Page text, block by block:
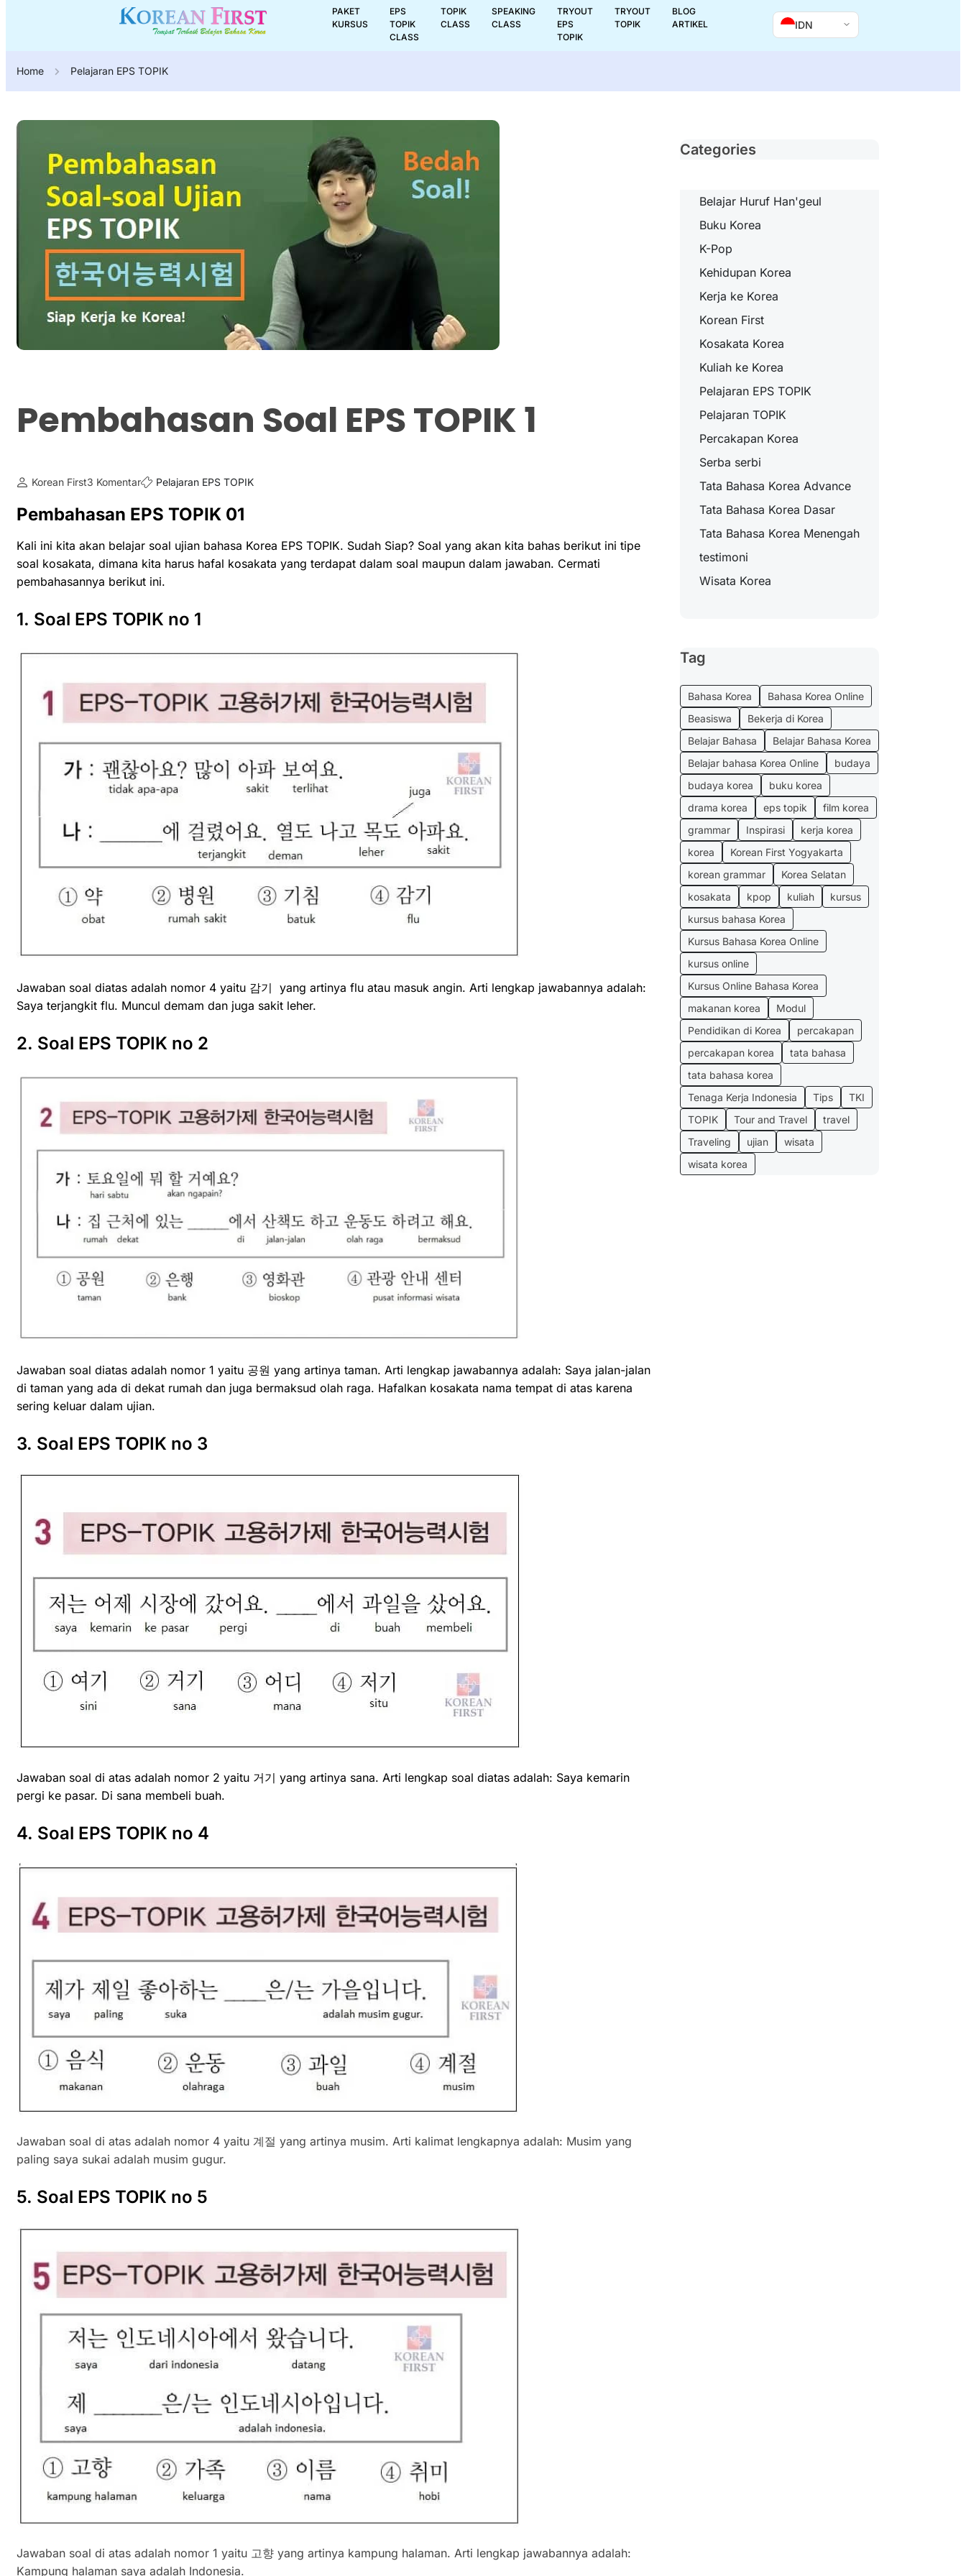
PAKET
KURSUS
EPS
TOPIK
CLASS
TOPIK
CLASS
SPEAKING
CLASS
TRYOUT
EPS
TOPIK
TRYOUT
TOPIK
BLOG
ARTIKEL
IDN
Home Pelajaran EPS TOPIK
Pembahasan Soal EPS TOPIK 1
Korean First3 Komentar Pelajaran EPS TOPIK
Pembahasan EPS TOPIK 01
Kali ini kita akan belajar soal ujian bahasa Korea EPS TOPIK. Sudah Siap? Soal yang akan kita bahas berikut ini tipe
soal kosakata, dimana kita harus hafal kosakata yang terdapat dalam soal maupun dalam jawaban. Cermati
pembahasannya berikut ini.
1. Soal EPS TOPIK no 1
Jawaban soal diatas adalah nomor 4 yaitu 감기 yang artinya flu atau masuk angin. Arti lengkap jawabannya adalah:
Saya terjangkit flu. Muncul demam dan juga sakit leher.
2. Soal EPS TOPIK no 2
Jawaban soal diatas adalah nomor 1 yaitu 공원 yang artinya taman. Arti lengkap jawabannya adalah: Saya jalan-jalan
di taman yang ada di dekat rumah dan juga bermaksud olah raga. Hafalkan kosakata nama tempat di atas karena
sering keluar dalam ujian.
3. Soal EPS TOPIK no 3
Jawaban soal di atas adalah nomor 2 yaitu 거기 yang artinya sana. Arti lengkap soal diatas adalah: Saya kemarin
pergi ke pasar. Di sana membeli buah.
4. Soal EPS TOPIK no 4
Jawaban soal di atas adalah nomor 4 yaitu 계절 yang artinya musim. Arti kalimat lengkapnya adalah: Musim yang
paling saya sukai adalah musim gugur.
5. Soal EPS TOPIK no 5
Jawaban soal di atas adalah nomor 1 yaitu 고향 yang artinya kampung halaman. Arti lengkap jawabannya adalah:
Kampung halaman saya adalah Indonesia.
Categories
Belajar Huruf Han'geul
Buku Korea
K-Pop
Kehidupan Korea
Kerja ke Korea
Korean First
Kosakata Korea
Kuliah ke Korea
Pelajaran EPS TOPIK
Pelajaran TOPIK
Percakapan Korea
Serba serbi
Tata Bahasa Korea Advance
Tata Bahasa Korea Dasar
Tata Bahasa Korea Menengah
testimoni
Wisata Korea
Tag
Bahasa Korea
Bahasa Korea Online
Beasiswa
Bekerja di Korea
Belajar Bahasa
Belajar Bahasa Korea
Belajar bahasa Korea Online
budaya
budaya korea
buku korea
drama korea
eps topik
film korea
grammar
Inspirasi
kerja korea
korea
Korean First Yogyakarta
korean grammar
Korea Selatan
kosakata
kpop kuliah
kursus
kursus bahasa Korea
Kursus Bahasa Korea Online
kursus online
Kursus Online Bahasa Korea
makanan korea
Modul
Pendidikan di Korea
percakapan
percakapan korea
tata bahasa
tata bahasa korea
Tenaga Kerja Indonesia
Tips
TKI
TOPIK
Tour and Travel
travel
Traveling
ujian
wisata
wisata korea